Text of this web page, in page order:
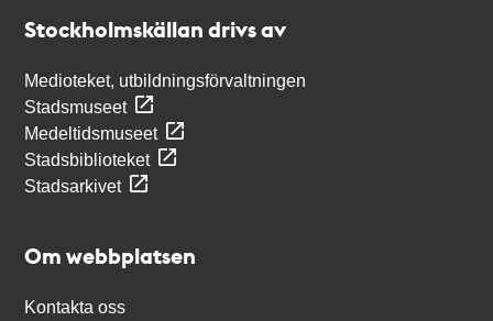
Stockholmskällan drivs av
Medioteket, utbildningsförvaltningen
Stadsmuseet
Medeltidsmuseet
Stadsbiblioteket
Stadsarkivet
Om webbplatsen
Kontakta oss